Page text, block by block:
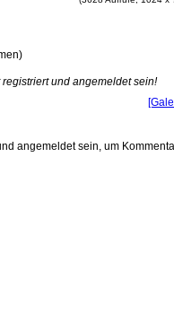
und angemeldet sein!
angemeldet sein, um